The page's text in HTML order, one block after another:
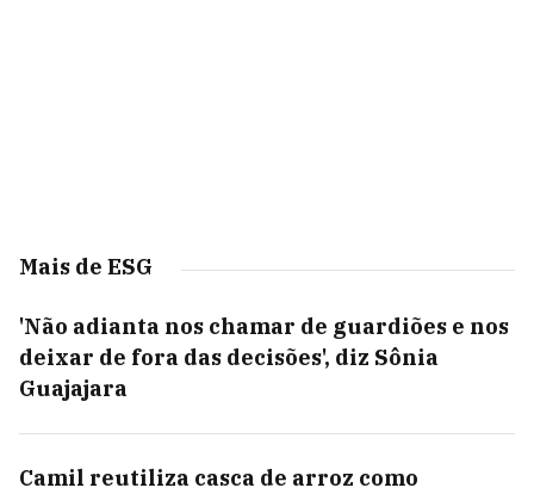
Mais de ESG
'Não adianta nos chamar de guardiões e nos
deixar de fora das decisões', diz Sônia
Guajajara
Camil reutiliza casca de arroz como